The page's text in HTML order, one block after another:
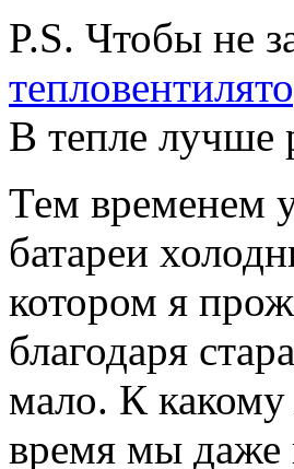
P.S. Чтобы не
В тепле лучше
Тем временем
батареи
котором я
благодаря
мало. К
время мы даже